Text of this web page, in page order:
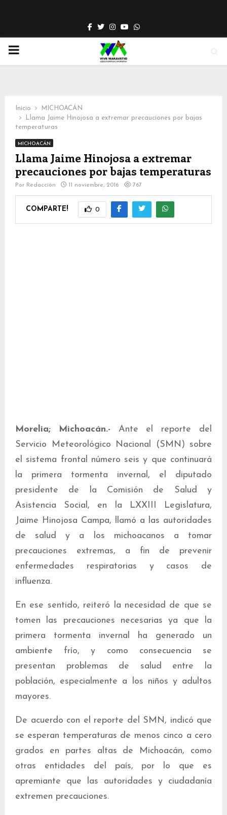
Facebook
TwitterInstagram
YoutubeWhatsapp
PRIMARY
Inicio
MICHOACÁN
Llama Jaime Hinojosa a extremar precauciones por bajas
temperaturas
MICHOACÁN
Llama Jaime Hinojosa a extremar
precauciones por bajas temperaturas
Por Redacción 11 noviembre, 2016 767
COMPARTE! 0
Morelia; Michoacán.- Ante el reporte del
Servicio Meteorológico Nacional (SMN) sobre
el sistema frontal número seis y que continuará
la primera tormenta invernal, el diputado
presidente de la Comisión de Salud y
Asistencia Social, en la LXXIII Legislatura,
Jaime Hinojosa Campa, llamó a las autoridades
de salud y a los michoacanos a tomar
precauciones extremas, a fin de prevenir
enfermedades respiratorias y casos de
influenza.
En ese sentido, reiteró la necesidad de que se
tomen las precauciones necesarias ya que la
primera tormenta invernal ha generado un
ambiente frío, y como consecuencia se
presentan problemas de salud entre la
población, especialmente a los niños y adultos
mayores.
De acuerdo con el reporte del SMN, indicó que
se esperan temperaturas de menos cinco a cero
grados en partes altas de Michoacán, como
otras entidades del país, por lo que es
apremiante que las autoridades y ciudadanía
extremen precauciones.